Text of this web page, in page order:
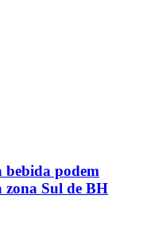
bebida podem
zona Sul de BH